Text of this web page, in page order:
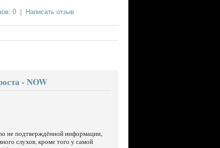
0 Написать отзыв
- NOW
не подтверждённой информации,
слухов, кроме того у самой